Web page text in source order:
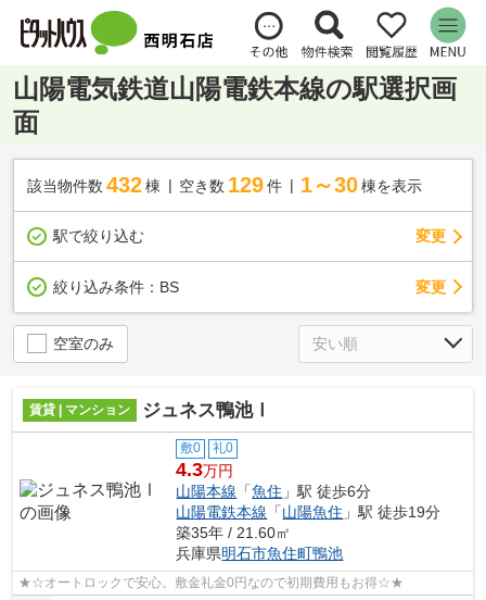
山陽電気鉄道山陽電鉄本線の駅選択画
面
該当物件数 432棟 空き数 129 件 1～30 棟を表示
駅で絞り込む 変更
絞り込み条件： BS 変更
空室のみ
賃貸 | マンション ジュネス鴨池Ⅰ
敷0 礼0
4.3万円
山陽本線 「魚住 」駅 徒歩6分
山陽電鉄本線 「山陽魚住 」駅 徒歩19分
築35年 / 21.60㎡
兵庫県明石市魚住町鴨池
★☆オートロックで安心。敷金礼金0円なので初期費用もお得☆★